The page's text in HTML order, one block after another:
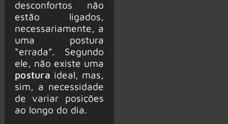
desconfortos não
estão ligados,
necessariamente, a
uma postura
“errada”. Segundo
ele, não existe uma
postura ideal, mas,
sim, a necessidade
de variar posições
ao longo do dia.